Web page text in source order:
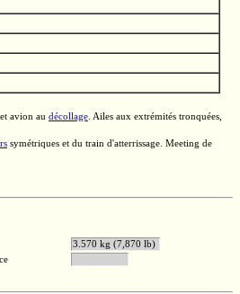
avion au décollage . Ailes aux extrémités tronquées,
symétriques et du train d'atterrissage. Meeting de
3.570 kg (7,870 lb)